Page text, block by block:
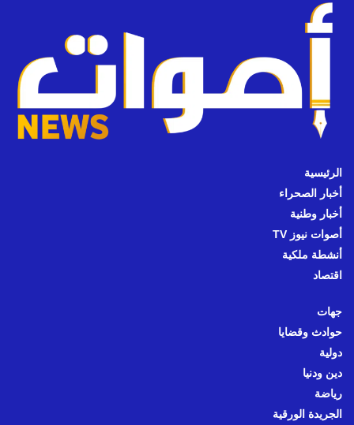
الرئيسية
أخبار الصحراء
أخبار وطنية
أصوات نيوز TV
أنشطة ملكية
اقتصاد
جهات
حوادث وقضايا
دولية
دين ودنيا
رياضة
الجريدة الورقية